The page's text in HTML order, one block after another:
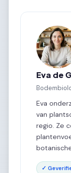
Eva de
Eva
van
regio. Ze
✓